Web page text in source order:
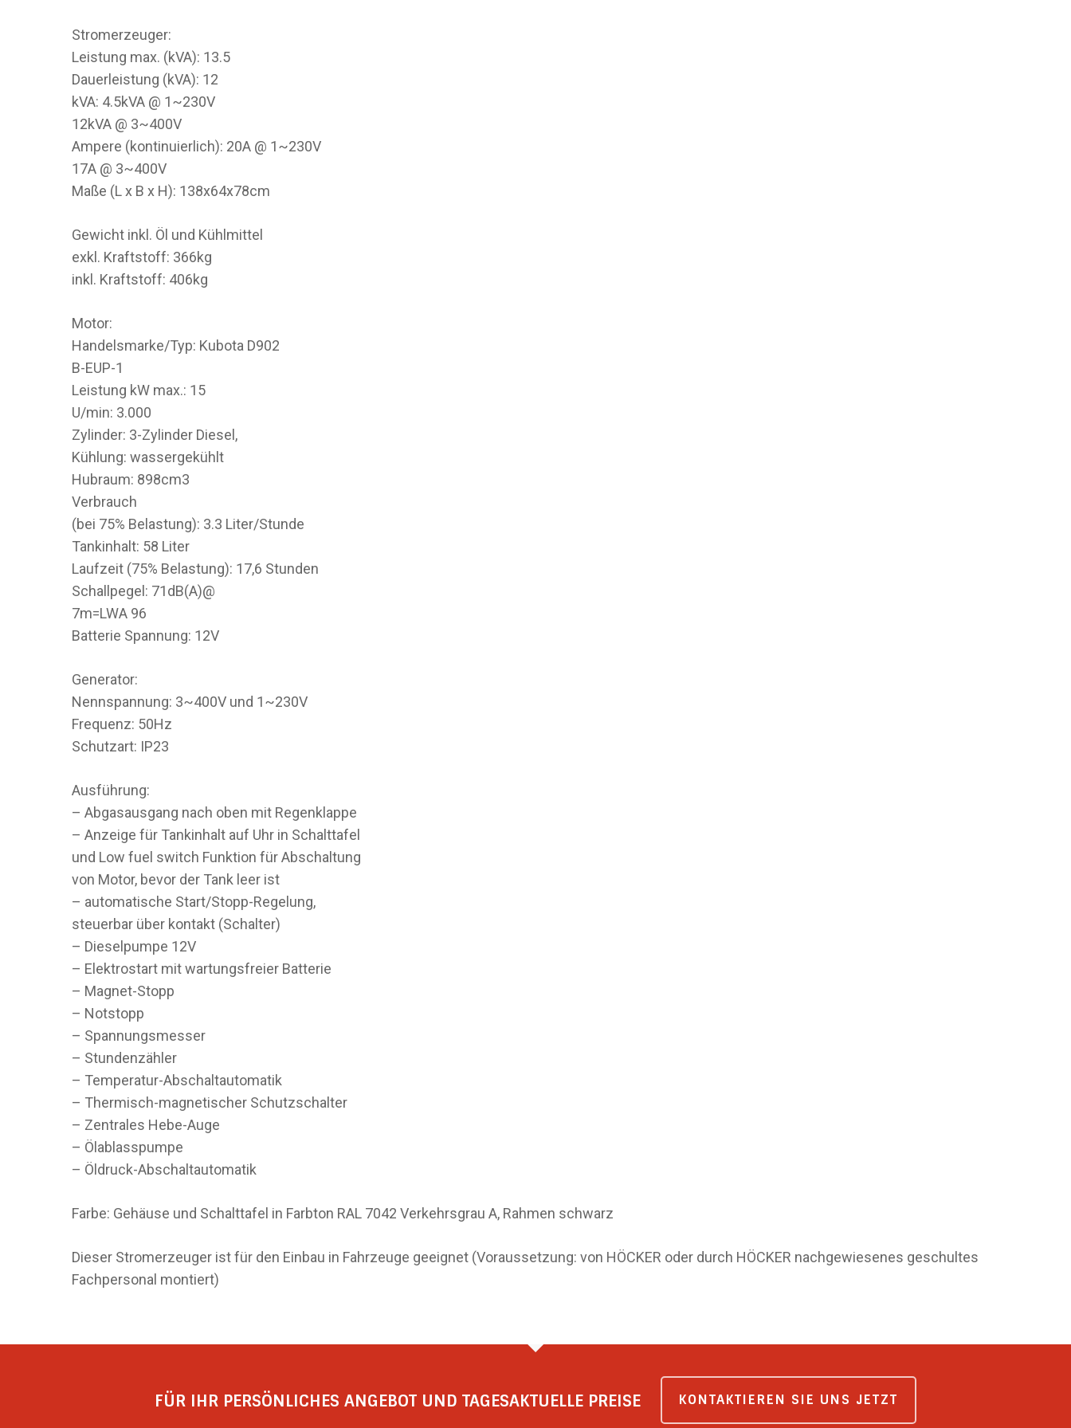
Stromerzeuger:
Leistung max. (kVA): 13.5
Dauerleistung (kVA): 12
kVA: 4.5kVA @ 1~230V
12kVA @ 3~400V
Ampere (kontinuierlich): 20A @ 1~230V
17A @ 3~400V
Maße (L x B x H): 138x64x78cm
Gewicht inkl. Öl und Kühlmittel
exkl. Kraftstoff: 366kg
inkl. Kraftstoff: 406kg
Motor:
Handelsmarke/Typ: Kubota D902
B-EUP-1
Leistung kW max.: 15
U/min: 3.000
Zylinder: 3-Zylinder Diesel,
Kühlung: wassergekühlt
Hubraum: 898cm3
Verbrauch
(bei 75% Belastung): 3.3 Liter/Stunde
Tankinhalt: 58 Liter
Laufzeit (75% Belastung): 17,6 Stunden
Schallpegel: 71dB(A)@
7m=LWA 96
Batterie Spannung: 12V
Generator:
Nennspannung: 3~400V und 1~230V
Frequenz: 50Hz
Schutzart: IP23
Ausführung:
– Abgasausgang nach oben mit Regenklappe
– Anzeige für Tankinhalt auf Uhr in Schalttafel
und Low fuel switch Funktion für Abschaltung
von Motor, bevor der Tank leer ist
– automatische Start/Stopp-Regelung,
steuerbar über kontakt (Schalter)
– Dieselpumpe 12V
– Elektrostart mit wartungsfreier Batterie
– Magnet-Stopp
– Notstopp
– Spannungsmesser
– Stundenzähler
– Temperatur-Abschaltautomatik
– Thermisch-magnetischer Schutzschalter
– Zentrales Hebe-Auge
– Ölablasspumpe
– Öldruck-Abschaltautomatik
Farbe: Gehäuse und Schalttafel in Farbton RAL 7042 Verkehrsgrau A, Rahmen schwarz
Dieser Stromerzeuger ist für den Einbau in Fahrzeuge geeignet (Voraussetzung: von HÖCKER oder durch HÖCKER nachgewiesenes geschultes
Fachpersonal montiert)
FÜR IHR PERSÖNLICHES ANGEBOT UND TAGESAKTUELLE PREISE KONTAKTIEREN SIE UNS JETZT